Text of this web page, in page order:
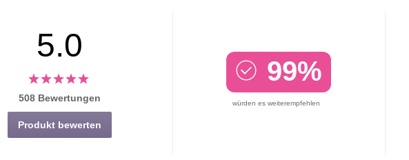
5.0
508 Bewertungen
Produkt bewerten
99%
würden es weiterempfehlen